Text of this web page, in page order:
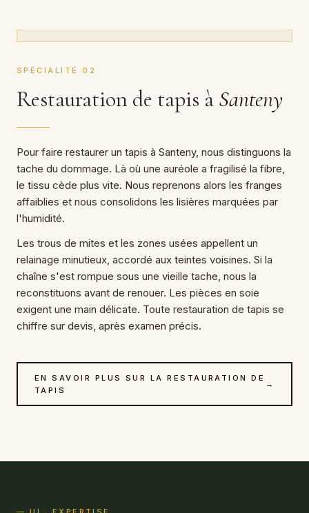
SPÉCIALITÉ 02
Restauration de tapis à Santeny
Pour faire restaurer un tapis à Santeny, nous distinguons la
tache du dommage. Là où une auréole a fragilisé la fibre,
le tissu cède plus vite. Nous reprenons alors les franges
affaiblies et nous consolidons les lisières marquées par
l'humidité.
Les trous de mites et les zones usées appellent un
relainage minutieux, accordé aux teintes voisines. Si la
chaîne s'est rompue sous une vieille tache, nous la
reconstituons avant de renouer. Les pièces en soie
exigent une main délicate. Toute restauration de tapis se
chiffre sur devis, après examen précis.
EN SAVOIR PLUS SUR LA RESTAURATION DE
TAPIS
→